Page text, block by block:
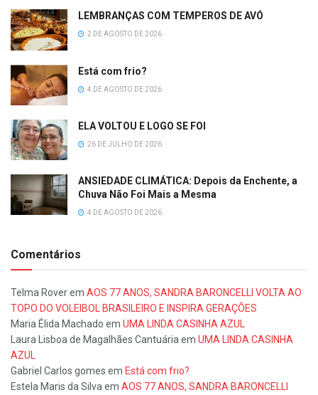
LEMBRANÇAS COM TEMPEROS DE AVÓ
2 DE AGOSTO DE 2026
Está com frio?
4 DE AGOSTO DE 2026
ELA VOLTOU E LOGO SE FOI
26 DE JULHO DE 2026
ANSIEDADE CLIMÁTICA: Depois da Enchente, a
Chuva Não Foi Mais a Mesma
4 DE AGOSTO DE 2026
Comentários
Telma Roverem AOS 77 ANOS, SANDRA BARONCELLI VOLTA AO
TOPO DO VOLEIBOL BRASILEIRO E INSPIRA GERAÇÕES
Maria Élida Machado em UMA LINDA CASINHA AZUL
Laura Lisboa de Magalhães Cantuária em UMA LINDA CASINHA
AZUL
Gabriel Carlos gomes em Está com frio?
Estela Maris da Silva em AOS 77 ANOS, SANDRA BARONCELLI